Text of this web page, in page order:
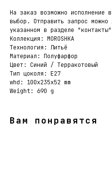
На заказ возможно исполнение
выбор. Отправить запрос
указанном в разделе
Коллекция: MOROSHKA
Технология: Литьё
Материал: Полуфарфор
Цвет: Синий / Терракотовый
Тип цоколя: E27
whd: 100x235x52 mm
Weight: 690 g
Вам понравятся